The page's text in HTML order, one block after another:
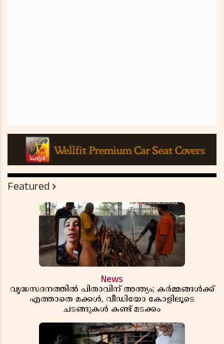
Featured
News
വൃദ്ധസദനത്തിൽ പിതാവിന് അന്ത്യം; കർമ്മങ്ങൾക്ക്
എത്താതെ മക്കൾ, വീഡിയോ കോളിലൂടെ
ചടങ്ങുകൾ കണ്ട് മടക്കം